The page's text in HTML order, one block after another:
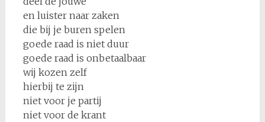
en luister naar zaken
die bij je buren spelen
goede raad is niet duur
goede raad is onbetaalbaar
wij kozen zelf
hierbij te zijn
niet voor je partij
niet voor de krant